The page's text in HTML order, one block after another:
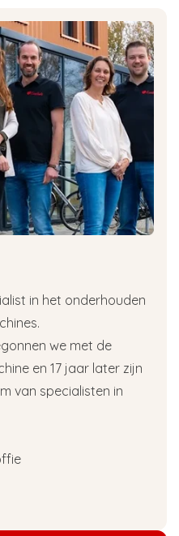
in het onderhouden
we met de
en 17 jaar later zijn
van specialisten in